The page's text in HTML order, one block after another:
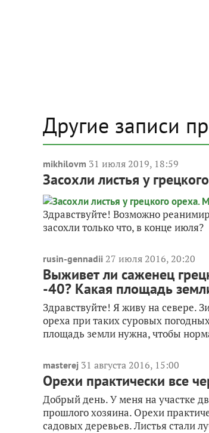
Другие записи
mikhilovm 31 июля 2019, 18:59
Засохли листья у
Здравствуйте! Возможно
засохли только что, в конце июля?
rusin-gennadii 27 июля 2016, 20:20
Выживет ли саженец
-40? Какая площадь
Здравствуйте! Я живу на севере.
ореха при таких суровых
площадь земли нужна, чтобы
masterej 31 августа 2016, 15:00
Орехи практически все
Добрый день. У меня на участке
прошлого хозяина. Орехи
садовых деревьев. Листья стали